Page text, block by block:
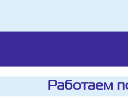
Работаем